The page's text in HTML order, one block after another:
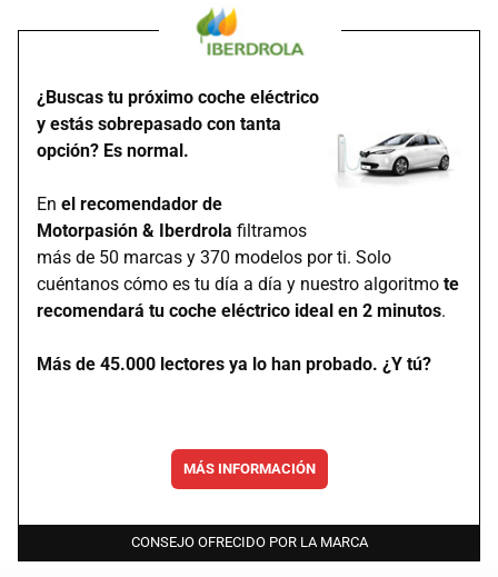
¿Buscas tu próximo coche eléctrico
y estás sobrepasado con tanta
opción? Es normal.
En el recomendador de
Motorpasión & Iberdrola filtramos
más de 50 marcas y 370 modelos por ti. Solo
cuéntanos cómo es tu día a día y nuestro algoritmo te
recomendará tu coche eléctrico ideal en 2 minutos.
Más de 45.000 lectores ya lo han probado. ¿Y tú?
MÁS INFORMACIÓN
CONSEJO OFRECIDO POR LA MARCA